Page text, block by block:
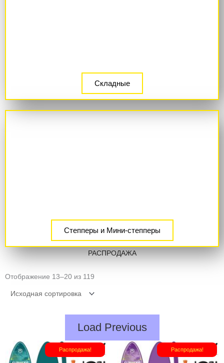
Складные
Степперы и Мини-степперы
РАСПРОДАЖА
Отображение 13–20 из 119
Load Previous
Распродажа!
Первоначальная
цена
Текущая
цена:
Распродажа!
цена